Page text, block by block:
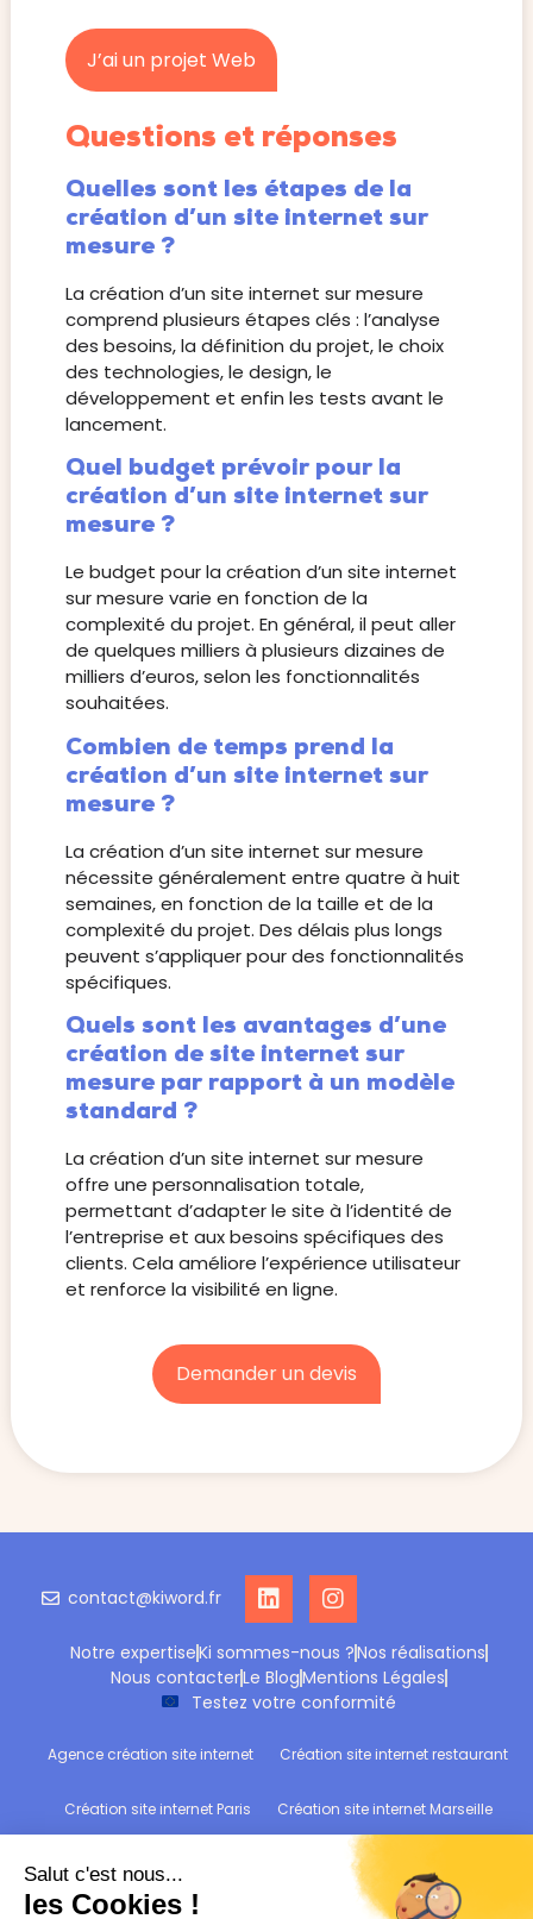
J’ai un projet Web
Questions et réponses
Quelles sont les étapes de la
création d’un site internet sur
mesure ?
La création d’un site internet sur mesure
comprend plusieurs étapes clés : l’analyse
des besoins, la définition du projet, le choix
des technologies, le design, le
développement et enfin les tests avant le
lancement.
Quel budget prévoir pour la
création d’un site internet sur
mesure ?
Le budget pour la création d’un site internet
sur mesure varie en fonction de la
complexité du projet. En général, il peut aller
de quelques milliers à plusieurs dizaines de
milliers d’euros, selon les fonctionnalités
souhaitées.
Combien de temps prend la
création d’un site internet sur
mesure ?
La création d’un site internet sur mesure
nécessite généralement entre quatre à huit
semaines, en fonction de la taille et de la
complexité du projet. Des délais plus longs
peuvent s’appliquer pour des fonctionnalités
spécifiques.
Quels sont les avantages d’une
création de site internet sur
mesure par rapport à un modèle
standard ?
La création d’un site internet sur mesure
offre une personnalisation totale,
permettant d’adapter le site à l’identité de
l’entreprise et aux besoins spécifiques des
clients. Cela améliore l’expérience utilisateur
et renforce la visibilité en ligne.
Demander un devis
contact@kiword.fr
Notre expertiseKi sommes-nous ?Nos réalisations
Nous contacterLe BlogMentions Légales
Testez votre conformité
Agence création site internet Création site internet restaurant
Création site internet Paris Création site internet Marseille
Création site internet Reims Création site internet Wittelsheim